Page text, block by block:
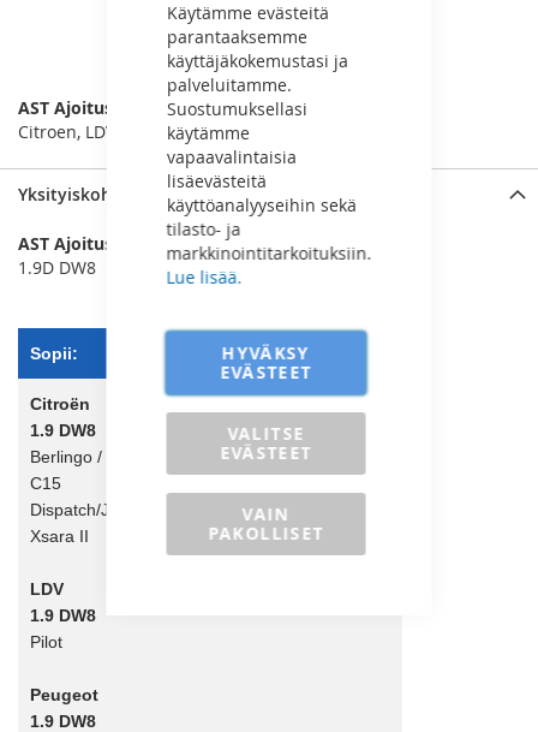
Käytämme evästeitä
parantaaksemme
käyttäjäkokemustasi ja
palveluitamme.
Suostumuksellasi
käytämme
vapaavalintaisia
lisäevästeitä
käyttöanalyyseihin sekä
tilasto- ja
markkinointitarkoituksiin.
Lue lisää.
HYVÄKSY
EVÄSTEET
VALITSE
EVÄSTEET
VAIN
PAKOLLISET
LISÄÄ VERTAILUUN
AST Ajoitussarja 1.9D DW8
Citroen, LDV, Peugeot
Yksityiskohdat
AST Ajoitussarja
1.9D DW8
Sopii:
Citroën
1.9 DW8
Berlingo / Berlingo First I/II
C15
Dispatch/Jumpy I/II
Xsara II
LDV
1.9 DW8
Pilot
Peugeot
1.9 DW8